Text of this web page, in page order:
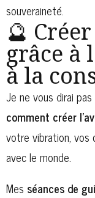
souveraineté.
🔮
grâce à
à la
Je ne vous dirai
comment créer
votre vibration, vos
avec le monde.
Mes séances de